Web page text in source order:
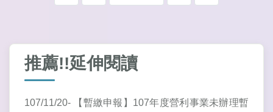
推薦!!延伸閱讀
107/11/20- 【暫繳申報】107年度營利事業未辦理暫